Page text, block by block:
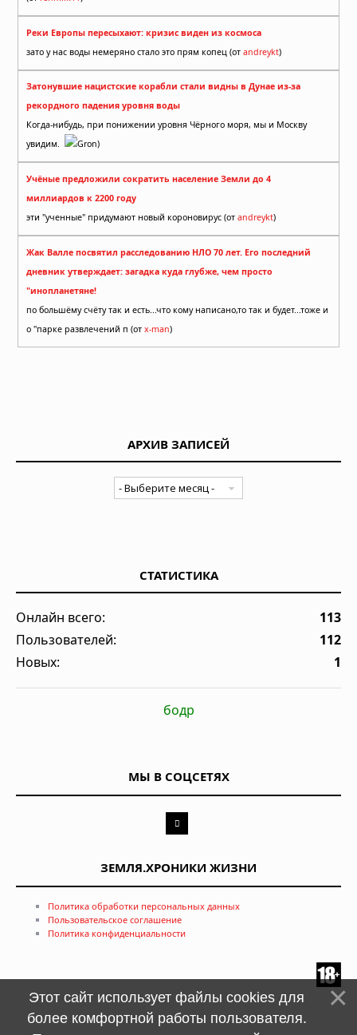
Реки Европы пересыхают: кризис виден из космоса
зато у нас воды немеряно стало это прям копец (от andreykt)
Затонувшие нацистские корабли стали видны в Дунае из-за
рекордного падения уровня воды
Когда-нибудь, при понижении уровня Чёрного моря, мы и Москву
увидим.
Gron)
Учёные предложили сократить население Земли до 4
миллиардов к 2200 году
эти "ученные" придумают новый короновирус (от andreykt)
Жак Валле посвятил расследованию НЛО 70 лет. Его последний
дневник утверждает: загадка куда глубже, чем просто
"инопланетяне!
по большёму счёту так и есть...что кому написано,то так и будет...тоже и
о "парке развлечений п (от x-man)
АРХИВ ЗАПИСЕЙ
СТАТИСТИКА
Онлайн всего:
113
Пользователей:
112
Новых:
1
бодр
МЫ В СОЦСЕТЯХ
ЗЕМЛЯ.ХРОНИКИ ЖИЗНИ
Политика обработки персональных данных
Пользовательское соглашение
Политика конфиденциальности
Этот сайт использует файлы cookies для
более комфортной работы пользователя.